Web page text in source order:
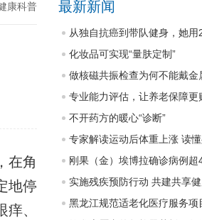
康科普
在角
地停
、
最新新闻
从独自抗癌到带队健身，她用
化妆品可实现“量肤定制”
做核磁共振检查为何不能戴金
专业能力评估，让养老保障更
不开药方的暖心“诊断”
专家解读运动后体重上涨 读
刚果（金）埃博拉确诊病例超
实施残疾预防行动 共建共享
黑龙江规范适老化医疗服务项